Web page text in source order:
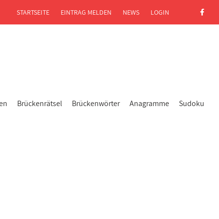
Brückenrätsel Brückenwörter Anagramme Sudoku
STARTSEITE EINTRAG MELDEN NEWS LOGIN